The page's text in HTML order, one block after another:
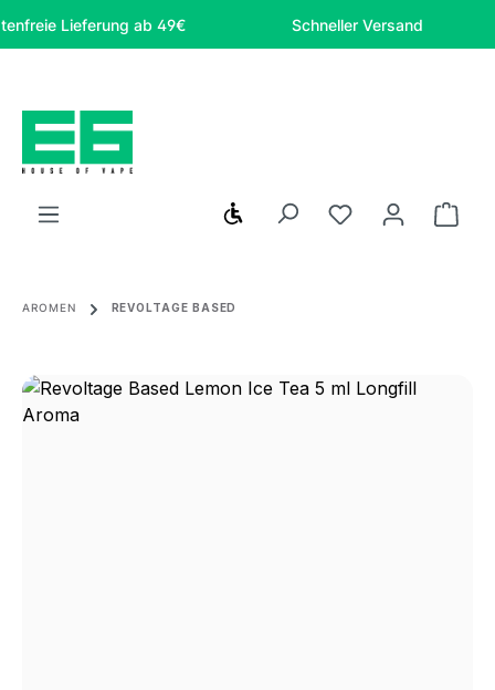
Zum Hauptinhalt springen
Lieferung ab 49€ Schneller Versand
Werkzeugleiste anzeigen
Du hast 0
AROMEN REVOLTAGE BASED
Bildergalerie überspringen